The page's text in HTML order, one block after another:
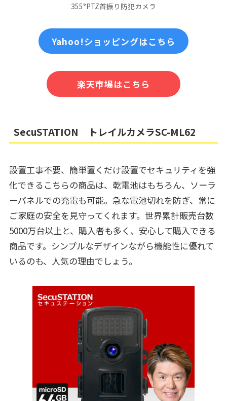
355°PTZ首振り防犯カメラ
Yahoo!ショッピングはこちら
楽天市場はこちら
SecuSTATION トレイルカメラSC-ML62
設置工事不要、簡単置くだけ設置でセキュリティを強
化できるこちらの商品は、乾電池はもちろん、ソーラ
ーパネルでの充電も可能。急な電池切れを防ぎ、常に
ご家庭の安全を見守ってくれます。世界累計販売台数
5000万台以上と、購入者も多く、安心して購入できる
商品です。シンプルなデザインながら機能性に優れて
いるのも、人気の理由でしょう。